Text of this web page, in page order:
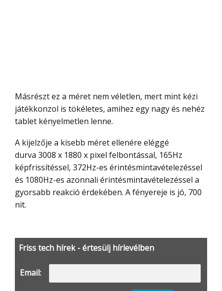
Másrészt ez a méret nem véletlen, mert mint kézi
játékkonzol is tökéletes, amihez egy nagy és nehéz
tablet kényelmetlen lenne.
A kijelzője a kisebb méret ellenére eléggé
durva 3008 x 1880 x pixel felbontással, 165Hz
képfrissítéssel, 372Hz-es érintésmintavételezéssel
és 1080Hz-es azonnali érintésmintavételezéssel a
gyorsabb reakció érdekében. A fényereje is jó, 700
nit.
Friss tech hírek - értesülj hírlevélben
Email: